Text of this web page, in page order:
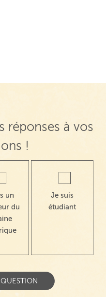
réponses à vos
!
un
du
Je suis
étudiant